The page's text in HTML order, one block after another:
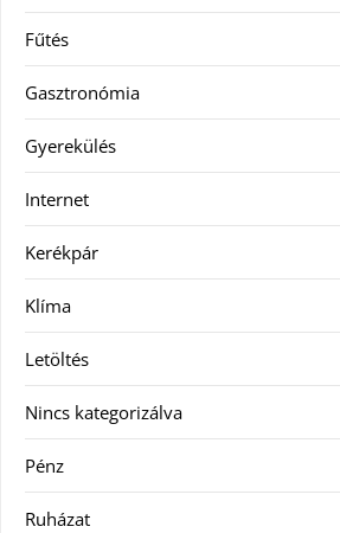
Fűtés
Gasztronómia
Gyerekülés
Internet
Kerékpár
Klíma
Letöltés
Nincs kategorizálva
Pénz
Ruházat